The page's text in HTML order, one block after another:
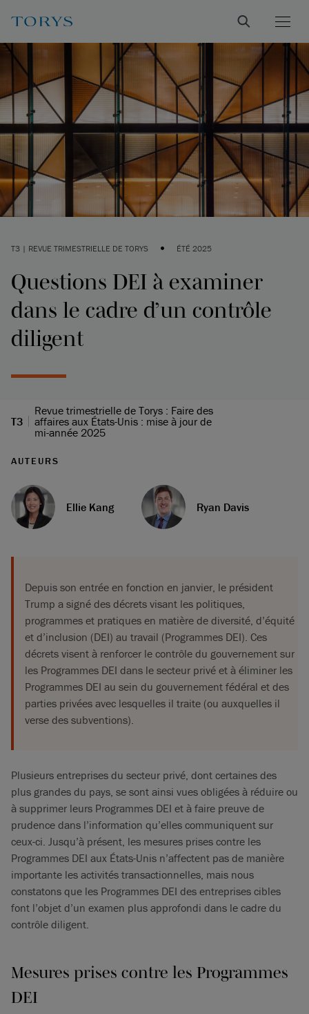
T3 | REVUE TRIMESTRIELLE DE TORYS • ÉTÉ 2025
Questions DEI à examiner
dans le cadre d’un contrôle
diligent
T3
Revue trimestrielle de Torys : Faire des
affaires aux États-Unis : mise à jour de
mi-année 2025
AUTEURS
Ellie Kang Ryan Davis
Depuis son entrée en fonction en janvier, le président
Trump a signé des décrets visant les politiques,
programmes et pratiques en matière de diversité, d’équité
et d’inclusion (DEI) au travail (Programmes DEI). Ces
décrets visent à renforcer le contrôle du gouvernement sur
les Programmes DEI dans le secteur privé et à éliminer les
Programmes DEI au sein du gouvernement fédéral et des
parties privées avec lesquelles il traite (ou auxquelles il
verse des subventions).
Plusieurs entreprises du secteur privé, dont certaines des
plus grandes du pays, se sont ainsi vues obligées à réduire ou
à supprimer leurs Programmes DEI et à faire preuve de
prudence dans l’information qu’elles communiquent sur
ceux-ci. Jusqu’à présent, les mesures prises contre les
Programmes DEI aux États-Unis n’affectent pas de manière
importante les activités transactionnelles, mais nous
constatons que les Programmes DEI des entreprises cibles
font l’objet d’un examen plus approfondi dans le cadre du
contrôle diligent.
Mesures prises contre les Programmes
DEI